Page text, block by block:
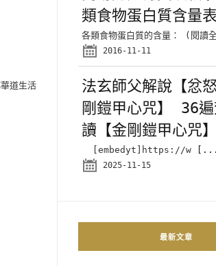
道生活
類食物蛋白質含量表
各類食物蛋白質的含量： (閱
2016-11-11
法玄師父解說【忿
剛鎧甲心咒】 36
讀【金剛鎧甲心咒
[embedyt]https://w
2025-11-15
最新文章